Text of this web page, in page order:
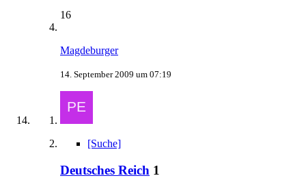
16
Magdeburger
14. September 2009 um 07:19
[Suche]
Deutsches Reich 1